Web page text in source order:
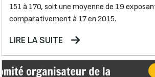
151 à 170, soit une moyenne de 19
comparativement à 17 en 2015.
LIRE LA SUITE